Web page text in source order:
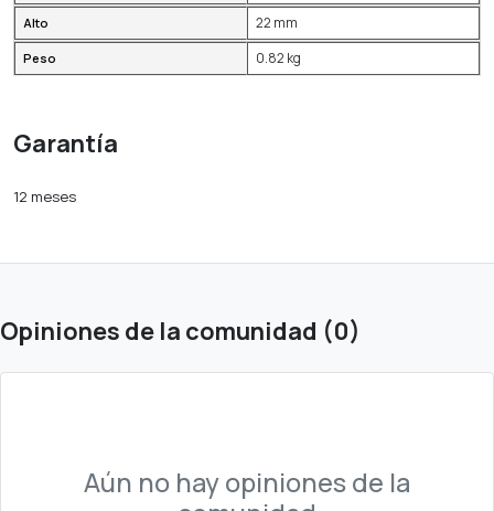
Alto 22 mm
Peso 0.82 kg
Garantía
12 meses
Opiniones de la comunidad (0)
Aún no hay opiniones de la